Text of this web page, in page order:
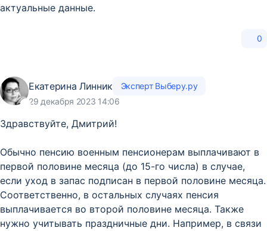
актуальные данные.
0
Екатерина Линник
Эксперт Выберу.ру
29 декабря 2023 14:06
Здравствуйте, Дмитрий!
Обычно пенсию военным пенсионерам выплачивают в
первой половине месяца (до 15-го числа) в случае,
если уход в запас подписан в первой половине месяца.
Соответственно, в остальных случаях пенсия
выплачивается во второй половине месяца. Также
нужно учитывать праздничные дни. Например, в связи